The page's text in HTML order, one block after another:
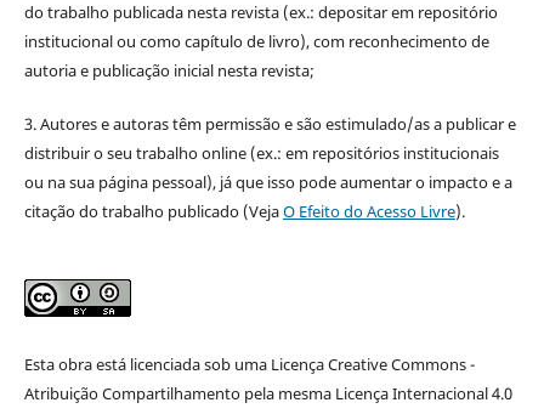
do trabalho publicada nesta revista (ex.: depositar em repositório
institucional ou como capítulo de livro), com reconhecimento de
autoria e publicação inicial nesta revista;
3. Autores e autoras têm permissão e são estimulado/as a publicar e
distribuir o seu trabalho online (ex.: em repositórios institucionais
ou na sua página pessoal), já que isso pode aumentar o impacto e a
citação do trabalho publicado (VejaO Efeito do Acesso Livre).
Esta obra está licenciada sob uma Licença Creative Commons -
Atribuição Compartilhamento pela mesma Licença Internacional 4.0